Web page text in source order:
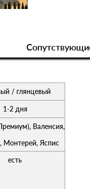
/ глянцевый
1-2 дня
Валенсия,
Монтерей, Яспис
есть